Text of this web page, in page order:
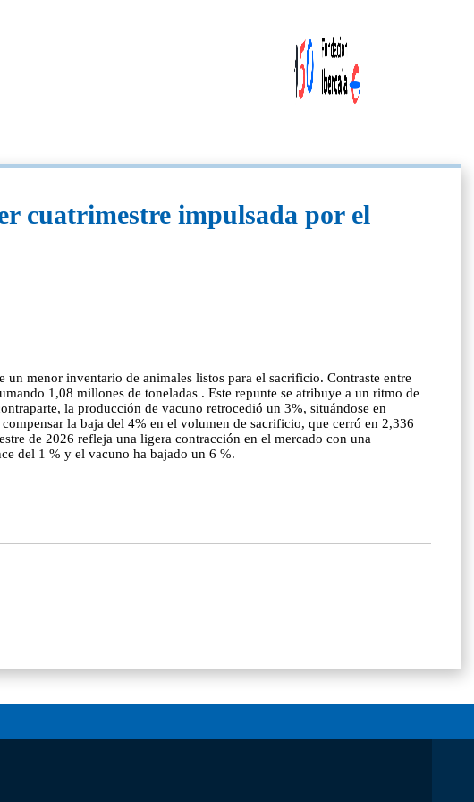
cuatrimestre impulsada por el
menor inventario de animales listos para el sacrificio. Contraste entre
1,08 millones de toneladas . Este repunte se atribuye a un ritmo de
la producción de vacuno retrocedió un 3%, situándose en
la baja del 4% en el volumen de sacrificio, que cerró en 2,336
de 2026 refleja una ligera contracción en el mercado con una
del 1 % y el vacuno ha bajado un 6 %.